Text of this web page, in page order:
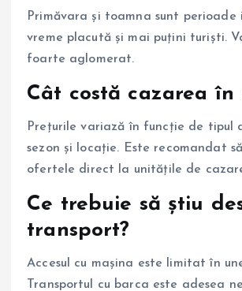
Primăvara și toamna sunt perioade
vreme placută și mai puțini turiști.
foarte aglomerat.
Cât costă cazarea în
Prețurile variază în funcție de tipul
sezon și locație. Este recomandat
ofertele direct la unitățile de
Ce trebuie să știu
transport?
Accesul cu mașina este limitat în
Transportul cu barca este adesea